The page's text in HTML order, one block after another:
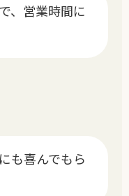
営業時間に
も喜んでもら